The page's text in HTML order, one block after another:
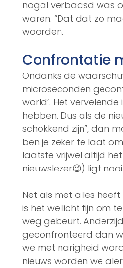
nogal verbaasd was
waren. “Dat dat zo
woorden.
Confrontatie
Ondanks de
microseconden
world’. Het
hebben. Dus als de
schokkend zijn”, dan
ben je zeker te laat
laatste vrijwel altijd
nieuwslezer😉) ligt
Net als met alles
is het wellicht fijn om
weg gebeurt.
geconfronteerd dan
we met narigheid
nieuws worden we